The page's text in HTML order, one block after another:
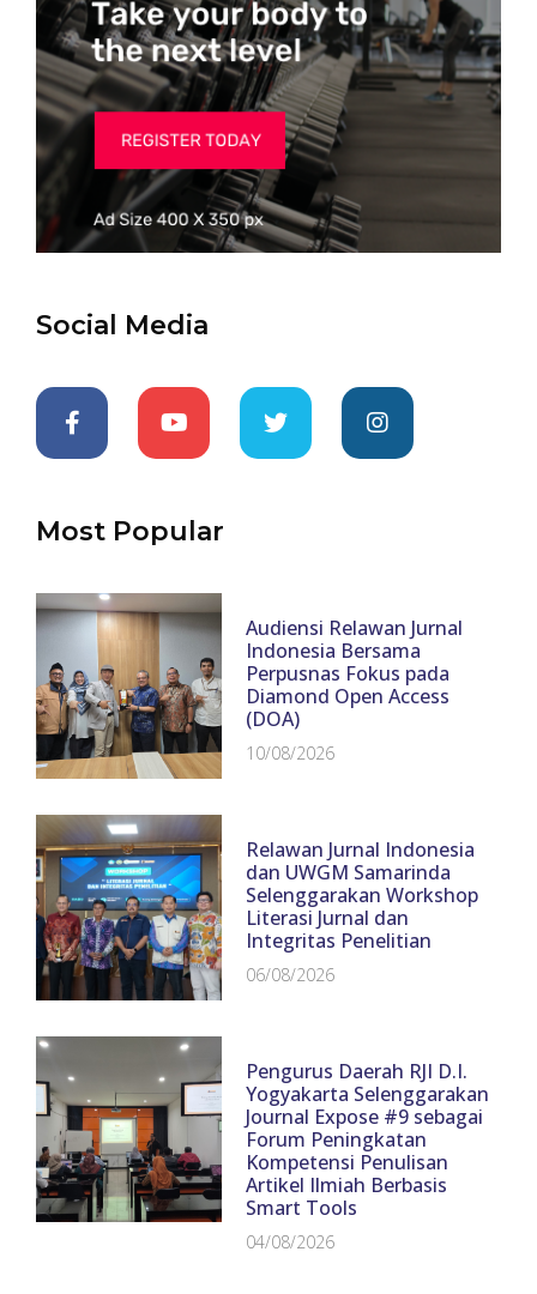
Social Media
Most Popular
Audiensi Relawan Jurnal
Indonesia Bersama
Perpusnas Fokus pada
Diamond Open Access
(DOA)
10/08/2026
Relawan Jurnal Indonesia
dan UWGM Samarinda
Selenggarakan Workshop
Literasi Jurnal dan
Integritas Penelitian
06/08/2026
Pengurus Daerah RJI D.I.
Yogyakarta Selenggarakan
Journal Expose #9 sebagai
Forum Peningkatan
Kompetensi Penulisan
Artikel Ilmiah Berbasis
Smart Tools
04/08/2026